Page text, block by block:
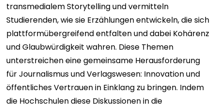
transmedialem Storytelling und vermitteln
Studierenden, wie sie Erzählungen entwickeln, die sich
plattformübergreifend entfalten und dabei Kohärenz
und Glaubwürdigkeit wahren. Diese Themen
unterstreichen eine gemeinsame Herausforderung
für Journalismus und Verlagswesen: Innovation und
öffentliches Vertrauen in Einklang zu bringen. Indem
die Hochschulen diese Diskussionen in die